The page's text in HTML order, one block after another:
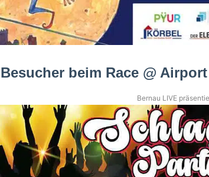
beim Race @
Bernau LIVE